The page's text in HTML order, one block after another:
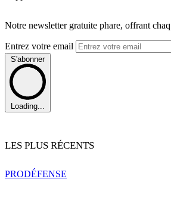
Notre newsletter gratuite phare, offrant
Entrez votre email
S'abonner
Loading...
LES PLUS RÉCENTS
PRODÉFENSE